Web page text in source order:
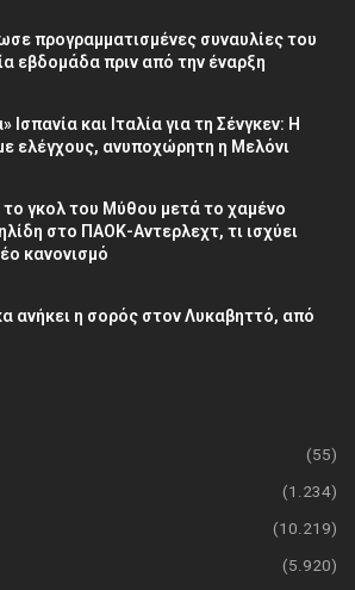
προγραμματισμένες συναυλίες του
εβδομάδα πριν από την έναρξη
και Ιταλία για τη Σένγκεν: Η
ελέγχους, ανυποχώρητη η Μελόνι
το γκολ του Μύθου μετά το χαμένο
στο ΠΑΟΚ-Αντερλεχτ, τι ισχύει
κανονισμό
ανήκει η σορός στον Λυκαβηττό, από
(55)
(1.234)
(10.219)
(5.920)